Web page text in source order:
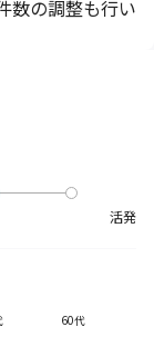
数の調整も行い
活発
60代